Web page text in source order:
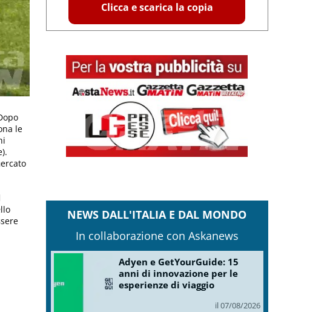
le
Clicca e scarica la copia
NEWS DALL'ITALIA E DAL MONDO
In collaborazione con Askanews
Adyen e GetYourGuide: 15
anni di innovazione per le
esperienze di viaggio
il 07/08/2026